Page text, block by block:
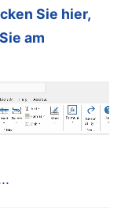
Sie hier,
am